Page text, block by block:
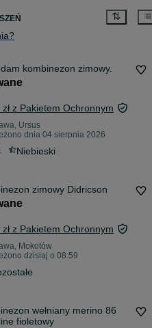
kombinezon zimowy.
z Pakietem Ochronnym
Ursus
dnia 04 sierpnia 2026
Niebieski
zimowy Didricson
z Pakietem Ochronnym
Mokotów
dzisiaj o 08:59
wełniany merino 86
fioletowy